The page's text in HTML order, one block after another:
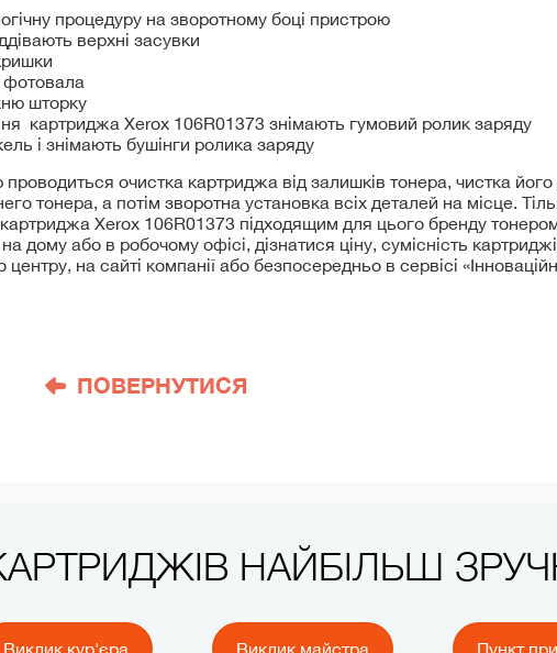
процедуру на зворотному боці пристрою
верхні засувки
фотовала
шторку
картриджа Xerox 106R01373 знімають гумовий ролик заряду
і знімають бушінги ролика заряду
проводиться очистка картриджа від залишків тонера, чистка
тонера, а потім зворотна установка всіх деталей на місце.
Xerox 106R01373 підходящим для цього бренду
дому або в робочому офісі, дізнатися ціну, сумісність
на сайті компанії або безпосередньо в сервісі
ПОВЕРНУТИСЯ
НАЙБІЛЬШ
Виклик кур'єра Виклик майстра Пункт